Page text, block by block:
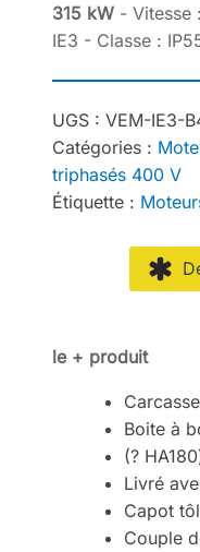
315 kW - Vitesse :
IE3 - Classe :
UGS : VEM-IE3-
Catégories :
triphasés 400 V
Étiquette :
le + produit
Boite à
(?
Livré
Capot
Couple